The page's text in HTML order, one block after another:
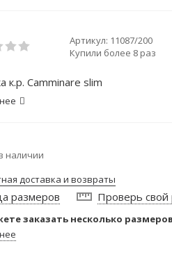
Артикул: 11087/200
Купили более 8 раз
к.р. Camminare slim
наличии
доставка и возвраты
размеров Проверь свой
заказать несколько